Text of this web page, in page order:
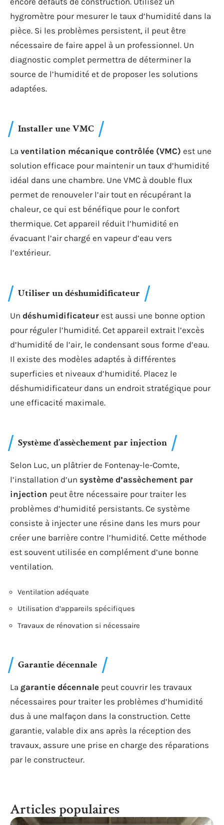
hygromètre pour mesurer le taux d’humidité dans la
pièce. Si les problèmes persistent, il peut être
nécessaire de faire appel à un professionnel. Un
diagnostic complet permettra de déterminer la
source de l’humidité et de proposer les solutions
adaptées.
Installer une VMC
La ventilation mécanique contrôlée (VMC) est une
solution efficace pour maintenir un taux d’humidité
idéal dans une chambre. Une VMC à double flux
permet de renouveler l’air tout en récupérant la
chaleur, ce qui est bénéfique pour le confort
thermique. Cet appareil réduit l’humidité en
évacuant l’air chargé en vapeur d’eau vers
l’extérieur.
Utiliser un déshumidificateur
Un déshumidificateur est aussi une bonne option
pour réguler l’humidité. Cet appareil extrait l’excès
d’humidité de l’air, le condensant sous forme d’eau.
Il existe des modèles adaptés à différentes
superficies et niveaux d’humidité. Placez le
déshumidificateur dans un endroit stratégique pour
une efficacité maximale.
Système d’assèchement par injection
Selon Luc, un plâtrier de Fontenay-le-Comte,
l’installation d’un système d’assèchement par
injection peut être nécessaire pour traiter les
problèmes d’humidité persistants. Ce système
consiste à injecter une résine dans les murs pour
créer une barrière contre l’humidité. Cette méthode
est souvent utilisée en complément d’une bonne
ventilation.
Ventilation adéquate
Utilisation d’appareils spécifiques
Travaux de rénovation si nécessaire
Garantie décennale
La garantie décennale peut couvrir les travaux
nécessaires pour traiter les problèmes d’humidité
dus à une malfaçon dans la construction. Cette
garantie, valable dix ans après la réception des
travaux, assure une prise en charge des réparations
par le constructeur.
Articles populaires